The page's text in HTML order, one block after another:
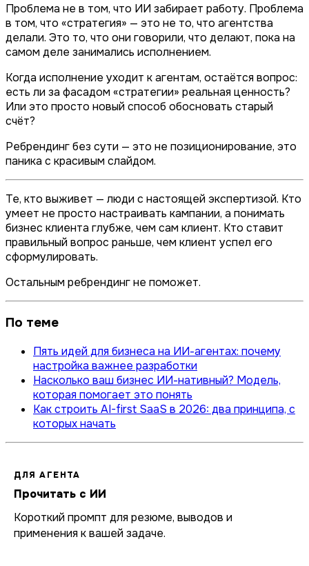
Проблема не в том, что ИИ забирает работу. Проблема
в том, что «стратегия» — это не то, что агентства
делали. Это то, что они говорили, что делают, пока на
самом деле занимались исполнением.
Когда исполнение уходит к агентам, остаётся вопрос:
есть ли за фасадом «стратегии» реальная ценность?
Или это просто новый способ обосновать старый
счёт?
Ребрендинг без сути — это не позиционирование, это
паника с красивым слайдом.
Те, кто выживет — люди с настоящей экспертизой. Кто
умеет не просто настраивать кампании, а понимать
бизнес клиента глубже, чем сам клиент. Кто ставит
правильный вопрос раньше, чем клиент успел его
сформулировать.
Остальным ребрендинг не поможет.
По теме
Пять идей для бизнеса на ИИ-агентах: почему
настройка важнее разработки
Насколько ваш бизнес ИИ-нативный? Модель,
которая помогает это понять
Как строить AI-first SaaS в 2026: два принципа, с
которых начать
ДЛЯ АГЕНТА
Прочитать с ИИ
Короткий промпт для резюме, выводов и
применения к вашей задаче.